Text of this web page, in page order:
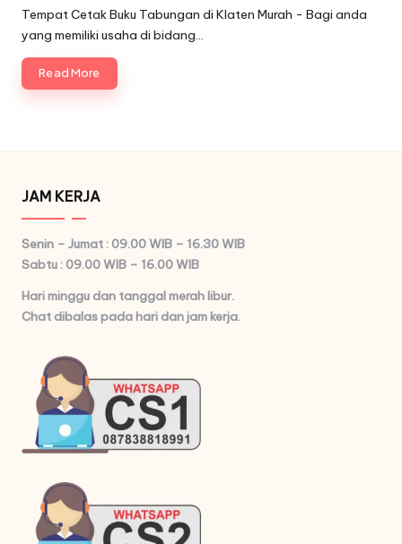
by
Tempat Cetak Buku Tabungan di Klaten Murah - Bagi anda
yang memiliki usaha di bidang…
Read More
JAM KERJA
Senin – Jumat : 09.00 WIB – 16.30 WIB
Sabtu : 09.00 WIB – 16.00 WIB
Hari minggu dan tanggal merah libur.
Chat dibalas pada hari dan jam kerja.